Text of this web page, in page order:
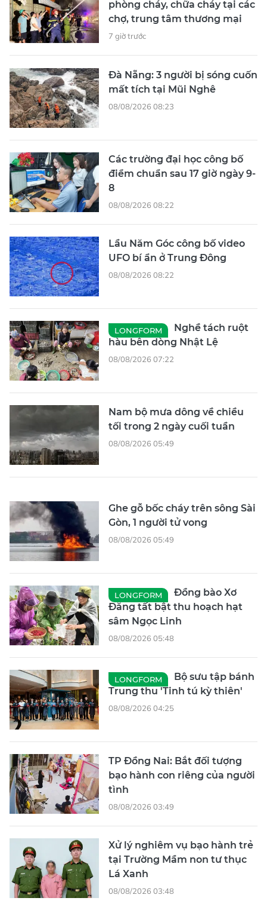
phòng cháy, chữa cháy tại các
chợ, trung tâm thương mại
7 giờ trước
Đà Nẵng: 3 người bị sóng cuốn
mất tích tại Mũi Nghê
08/08/2026 08:23
Các trường đại học công bố
điểm chuẩn sau 17 giờ ngày 9-
8
08/08/2026 08:22
Lầu Năm Góc công bố video
UFO bí ẩn ở Trung Đông
08/08/2026 08:22
LONGFORM
Nghề tách ruột
hàu bên dòng Nhật Lệ
08/08/2026 07:22
Nam bộ mưa dông về chiều
tối trong 2 ngày cuối tuần
08/08/2026 05:49
Ghe gỗ bốc cháy trên sông Sài
Gòn, 1 người tử vong
08/08/2026 05:49
LONGFORM
Đồng bào Xơ
Đăng tất bật thu hoạch hạt
sâm Ngọc Linh
08/08/2026 05:48
LONGFORM
Bộ sưu tập bánh
Trung thu 'Tinh tú kỳ thiên'
08/08/2026 04:25
TP Đồng Nai: Bắt đối tượng
bạo hành con riêng của người
tình
08/08/2026 03:49
Xử lý nghiêm vụ bạo hành trẻ
tại Trường Mầm non tư thục
Lá Xanh
08/08/2026 03:48